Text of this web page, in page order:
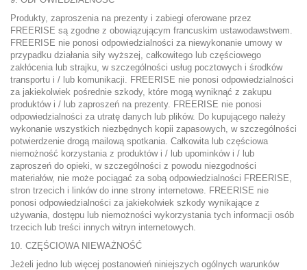
Produkty, zaproszenia na prezenty i zabiegi oferowane przez
FREERISE są zgodne z obowiązującym francuskim ustawodawstwem.
FREERISE nie ponosi odpowiedzialności za niewykonanie umowy w
przypadku działania siły wyższej, całkowitego lub częściowego
zakłócenia lub strajku, w szczególności usług pocztowych i środków
transportu i / lub komunikacji. FREERISE nie ponosi odpowiedzialności
za jakiekolwiek pośrednie szkody, które mogą wyniknąć z zakupu
produktów i / lub zaproszeń na prezenty. FREERISE nie ponosi
odpowiedzialności za utratę danych lub plików. Do kupującego należy
wykonanie wszystkich niezbędnych kopii zapasowych, w szczególności
potwierdzenie drogą mailową spotkania. Całkowita lub częściowa
niemożność korzystania z produktów i / lub upominków i / lub
zaproszeń do opieki, w szczególności z powodu niezgodności
materiałów, nie może pociągać za sobą odpowiedzialności FREERISE,
stron trzecich i linków do inne strony internetowe. FREERISE nie
ponosi odpowiedzialności za jakiekolwiek szkody wynikające z
używania, dostępu lub niemożności wykorzystania tych informacji osób
trzecich lub treści innych witryn internetowych.
10. CZĘŚCIOWA NIEWAŻNOŚĆ
Jeżeli jedno lub więcej postanowień niniejszych ogólnych warunków